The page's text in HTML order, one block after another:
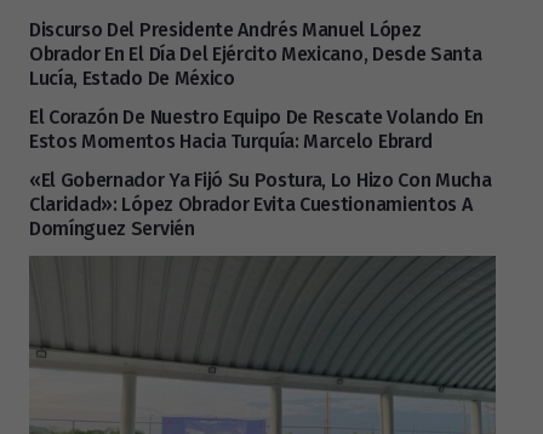
Discurso Del Presidente Andrés Manuel López
Obrador En El Día Del Ejército Mexicano, Desde Santa
Lucía, Estado De México
El Corazón De Nuestro Equipo De Rescate Volando En
Estos Momentos Hacia Turquía: Marcelo Ebrard
«El Gobernador Ya Fijó Su Postura, Lo Hizo Con Mucha
Claridad»: López Obrador Evita Cuestionamientos A
Domínguez Servién